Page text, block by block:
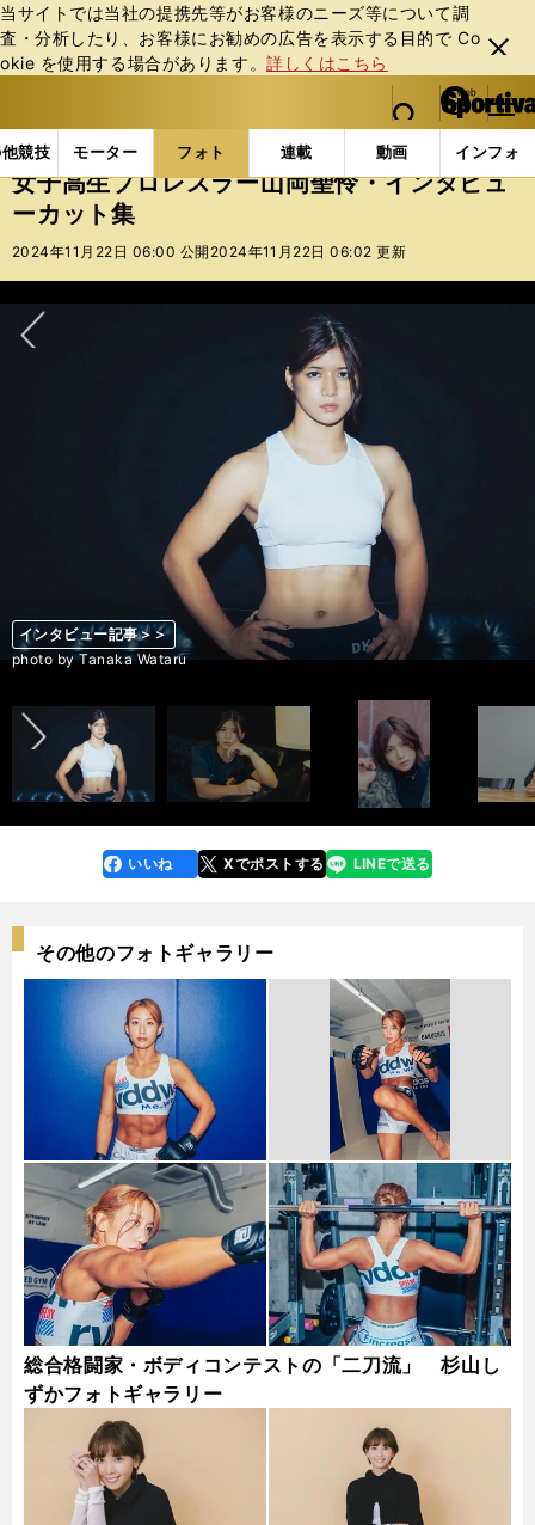
当サイトでは当社の提携先等がお客様のニーズ等について調
査・分析したり、お客様にお勧めの広告を表⽰する⽬的で Co
okie を使⽤する場合があります。詳しくはこちら
閉じ
る
web Sportiva (webスポルティーバ)
検索
マイペ
ー
ジ
メニュ
競技 モーター フォト 連載 動画 インフォ
b
ス
ポ
ル
バ
フォトギャラリー 女子高生プロレスラー山岡聖怜・イ
女子高生プロレスラー山岡聖怜・インタビュ
ーカット集
2024年11月22日 06:00 公開 2024年11月22日 06:02 更新
インタビュー記事＞＞
photo by Tanaka Wataru
インタビュー記事＞＞
photo by Tanaka Wataru
インタビュー記事＞＞
photo by Tanaka Wataru
インタビュー記事＞＞
photo by Tanaka Wataru
インタビュー記事＞＞
photo by Tanaka Wataru
インタビュー記事＞＞
photo by Tanaka Wataru
インタビュー記事＞＞
photo by Tanaka Wataru
インタビュー記事＞＞
photo by Tanaka Wataru
インタビュー記事＞＞
photo by Tanaka Wataru
インタビュー記事＞＞
photo by Tanaka Wataru
インタビュー記事＞＞
photo by Tanaka Wataru
インタビュー記事＞＞
photo by Tanaka Wataru
インタビュー記事＞＞
photo by Tanaka Wataru
インタビュー記事＞＞
photo by Tanaka Wataru
前へ
faceboo
k
いいね Xでポストする
line LINEで送る
その他のフォトギャラリー
総合格闘家・ボディコンテストの「二刀流」 杉山し
ずかフォトギャラリー